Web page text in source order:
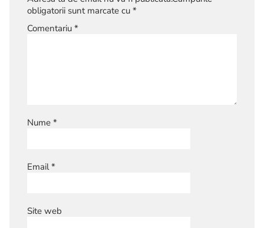
obligatorii sunt marcate cu *
Comentariu *
Nume *
Email*
Site web